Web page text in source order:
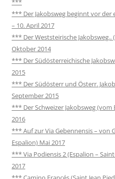
***
*** Der Jakobsweg beginnt vor der
– 10. April 2017
*** Der Weststeirische Jakobsweg..
Oktober 2014
*** Der Südösterreichische
2015
*** Der Südösterr und Österr.
September 2015
*** Der Schweizer Jakobsweg (vom
2016
*** Auf zur Via Gebennensis – von
Espalion) Mai 2017
*** Via Podiensis 2 (Espalion –
2017